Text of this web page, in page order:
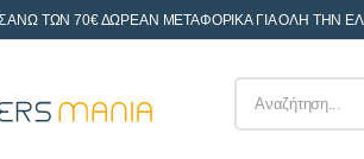
ΑΝΩ ΤΩΝ 70€ ΔΩΡΕΑΝ ΜΕΤΑΦΟΡΙΚΑ ΓΙΑ ΟΛΗ ΤΗΝ